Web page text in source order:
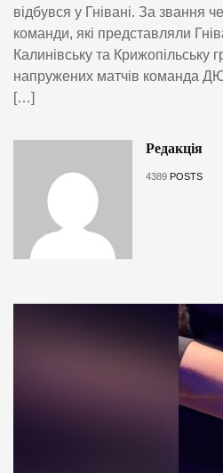
відбувся у Гнівані. За звання
команди, які представляли
Калинівську та Крижопільську
напружених матчів команда
[…]
Редакція
4389 POSTS